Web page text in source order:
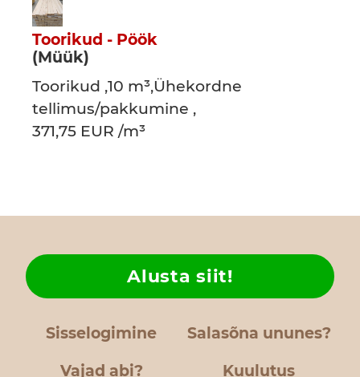
Toorikud - Pöök
(Müük)
Toorikud ,10 m³,Ühekordne
tellimus/pakkumine ,
371,75 EUR /m³
Sisselogimine Salasõna ununes?
Vajad abi?
Alusta siit!
Kuulutus